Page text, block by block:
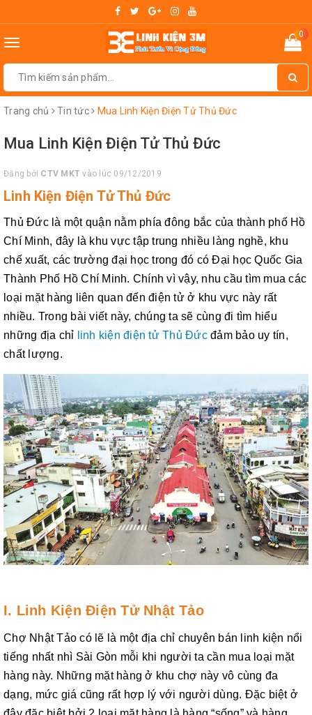
Toggle
0
Trang chủ Tin tức Mua Linh Kiện Điện Tử Thủ Đức
Mua Linh Kiện Điện Tử Thủ Đức
Đăng bởi CTV MKT vào lúc 09/12/2019
Linh Kiện Điện Tử Thủ Đức
Thủ Đức là một quận nằm phía đông bắc của thành phố Hồ
Chí Minh, đây là khu vực tập trung nhiều làng nghề, khu
chế xuất, các trường đại học trong đó có Đại học Quốc Gia
Thành Phố Hồ Chí Minh. Chính vì vậy, nhu cầu tìm mua các
loại mặt hàng liên quan đến điện tử ở khu vực này rất
nhiều. Trong bài viết này, chúng ta sẽ cùng đi tìm hiểu
những địa chỉ linh kiện điện tử Thủ Đứcđảm bảo uy tín,
chất lượng.
I. Linh Kiện Điện Tử Nhật Tảo
Chợ Nhật Tảo có lẽ là một địa chỉ chuyên bán linh kiện nổi
tiếng nhất nhì Sài Gòn mỗi khi người ta cần mua loại mặt
hàng này. Những mặt hàng ở khu chợ này vô cùng đa
dạng, mức giá cũng rất hợp lý với người dùng. Đặc biệt ở